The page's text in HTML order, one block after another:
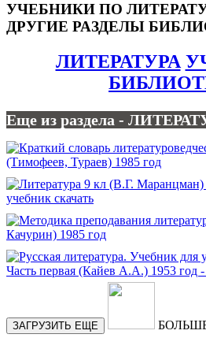
УЧЕБНИКИ ПО
ДРУГИЕ РАЗДЕЛЫ
ЛИТЕРАТУРА
Еще из раздела -
ЗАГРУЗИТЬ ЕЩЕ